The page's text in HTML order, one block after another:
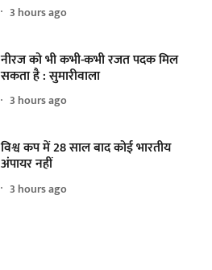
3 hours ago
नीरज को भी कभी-कभी रजत पदक मिल
सकता है : सुमारीवाला
3 hours ago
विश्व कप में 28 साल बाद कोई भारतीय
अंपायर नहीं
3 hours ago